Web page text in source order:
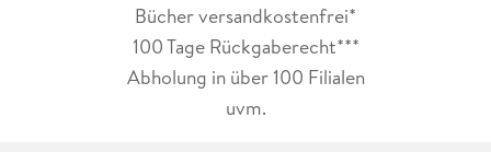
Bücher versandkostenfrei*
100 Tage Rückgaberecht***
Abholung in über 100 Filialen
uvm.